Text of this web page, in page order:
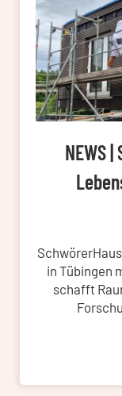
NEWS
in Tübingen
schafft